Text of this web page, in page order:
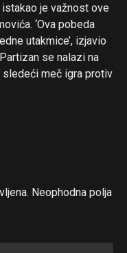
je važnost ove
‘Ova pobeda
utakmice’, izjavio
se nalazi na
sledeći meč igra protiv
Neophodna polja